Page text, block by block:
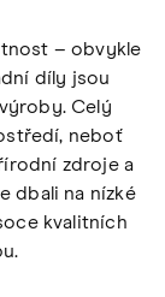
– obvykle
díly jsou
Celý
neboť
zdroje a
dbali na nízké
kvalitních